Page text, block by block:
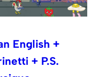
English +
+ P.S.